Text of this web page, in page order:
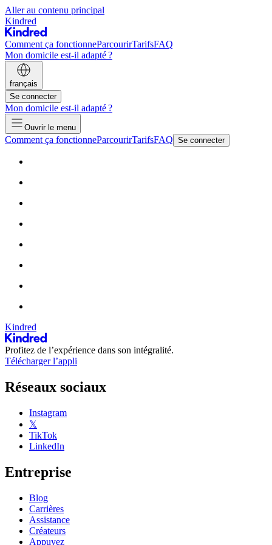
Aller au contenu principal
Kindred
Comment ça fonctionneParcourirTarifsFAQ
Mon domicile est-il adapté ?
français
Se connecter
Mon domicile est-il adapté ?
Ouvrir le menu
Comment ça fonctionneParcourirTarifsFAQ Se connecter
Kindred
Profitez de l’expérience dans son intégralité.
Télécharger l’appli
Réseaux sociaux
Instagram
𝕏
TikTok
LinkedIn
Entreprise
Blog
Carrières
Assistance
Créateurs
Appuyez